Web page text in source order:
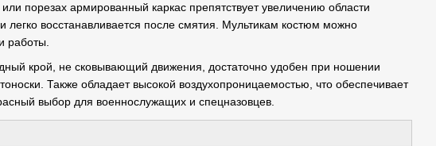
порезах армированный каркас препятствует увеличению области
легко восстанавливается после смятия. Мультикам костюм можно
работы.
крой, не сковывающий движения, достаточно удобен при ношении
Также обладает высокой воздухопроницаемостью, что обеспечивает
выбор для военнослужащих и спецназовцев.